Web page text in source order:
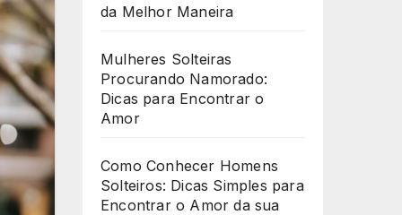
da Melhor Maneira
Mulheres Solteiras
Procurando Namorado:
Dicas para Encontrar o
Amor
Como Conhecer Homens
Solteiros: Dicas Simples para
Encontrar o Amor da sua